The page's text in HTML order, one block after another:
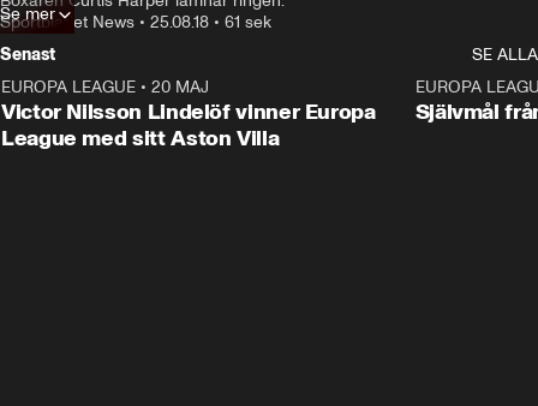
Sportbladet News • 25.08.18 • 61 sek
Se mer
Senast
SE ALLA
EUROPA LEAGUE • 20 MAJ
Victor Nilsson Lindelöf vinner Europa
League med sitt Aston Villa
EUROPA
Självmål